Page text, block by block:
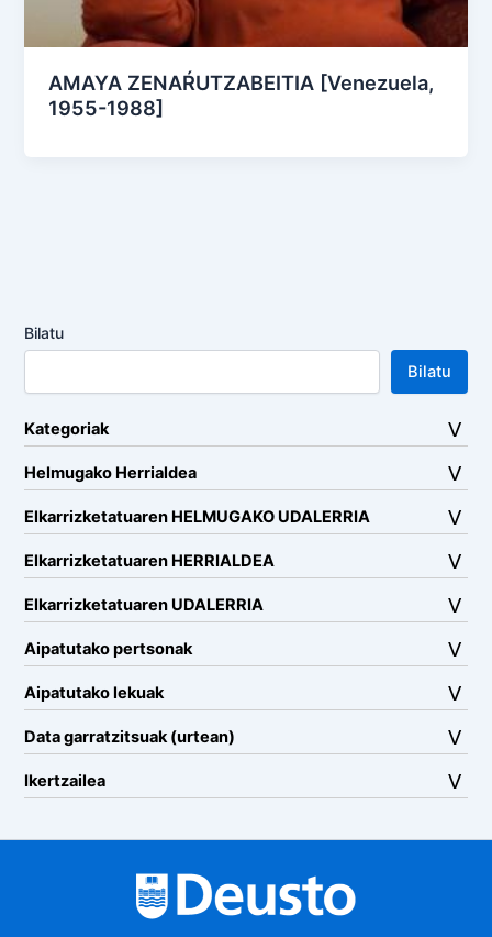
AMAYA ZENAŔUTZABEITIA [Venezuela,
1955-1988]
Bilatu
Bilatu
Kategoriak
Helmugako Herrialdea
Elkarrizketatuaren HELMUGAKO UDALERRIA
Elkarrizketatuaren HERRIALDEA
Elkarrizketatuaren UDALERRIA
Aipatutako pertsonak
Aipatutako lekuak
Data garratzitsuak (urtean)
Ikertzailea